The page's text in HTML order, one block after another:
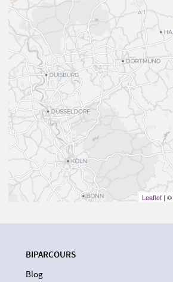
Leaflet | ©
BIPARCOURS
Blog